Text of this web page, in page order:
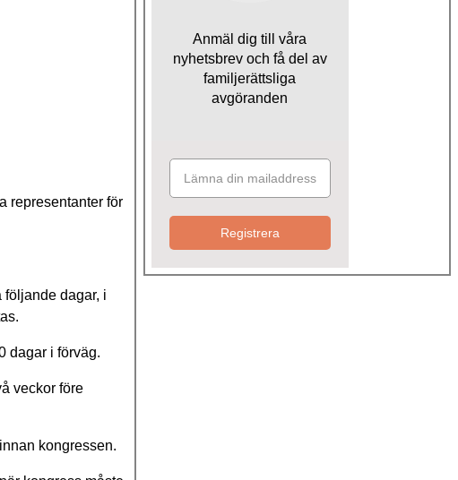
representanter för
följande dagar, i
dagar i förväg.
veckor före
kongressen.
Anmäl dig till våra
nyhetsbrev och få del av
familjerättsliga
avgöranden
Registrera